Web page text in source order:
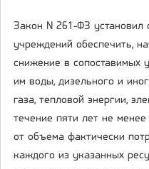
Закон N 261-ФЗ установил
учреждений обеспечить,
снижение в сопоставимых
им воды, дизельного и
газа, тепловой энергии,
течение пяти лет не
от объема фактически
каждого из указанных